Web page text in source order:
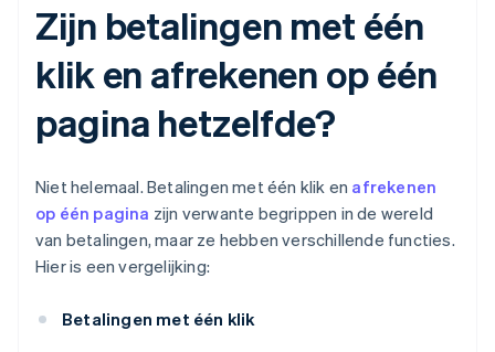
Zijn betalingen met één
klik en afrekenen op één
pagina hetzelfde?
Niet helemaal. Betalingen met één klik en afrekenen
op één pagina zijn verwante begrippen in de wereld
van betalingen, maar ze hebben verschillende functies.
Hier is een vergelijking:
Betalingen met één klik